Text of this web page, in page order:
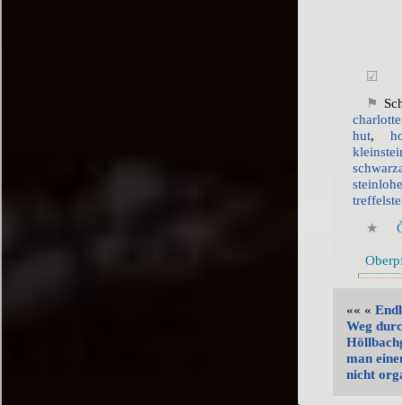
hut,
«« «
Weg
man
nicht